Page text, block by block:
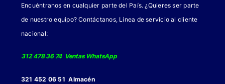
Encuéntranos en cualquier parte del País. ¿Quieres ser parte
de nuestro equipo? Contáctanos, Línea de servicio al cliente
nacional:
312 478 36 74 Ventas WhatsApp
321 452 06 51 Almacén